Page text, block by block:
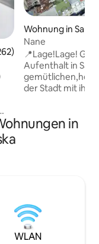
Bewertung:
Wohnung in
Nane
📍Lage!Lage!
Aufenthalt in
der Stadt mit
Hauptstraße ist
ebenso wie viele
meinen Gästen
um Sarajevo von
genießen!
in
WLAN